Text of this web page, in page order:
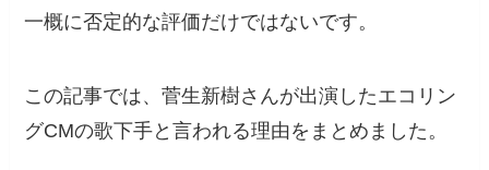
一概に否定的な評価だけではないです。
この記事では、菅生新樹さんが出演したエコリン
グCMの歌下手と言われる理由をまとめました。